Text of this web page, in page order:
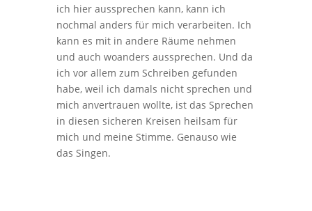
ich hier aussprechen kann, kann ich
nochmal anders für mich verarbeiten. Ich
kann es mit in andere Räume nehmen
und auch woanders aussprechen. Und da
ich vor allem zum Schreiben gefunden
habe, weil ich damals nicht sprechen und
mich anvertrauen wollte, ist das Sprechen
in diesen sicheren Kreisen heilsam für
mich und meine Stimme. Genauso wie
das Singen.